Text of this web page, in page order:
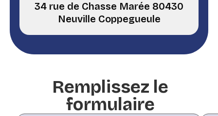
34 rue de Chasse Marée 80430
Neuville Coppegueule
Remplissez le
formulaire